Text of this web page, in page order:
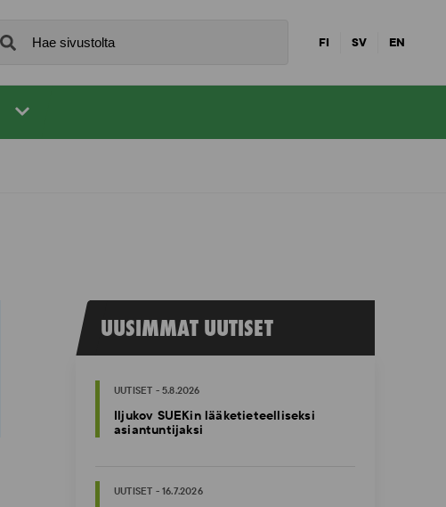
FI SV EN
UUSIMMAT UUTISET
UUTISET - 5.8.2026
Iljukov SUEKin lääketieteelliseksi
asiantuntijaksi
UUTISET - 16.7.2026